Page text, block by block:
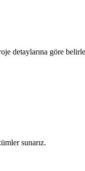
detaylarına göre
sunarız.